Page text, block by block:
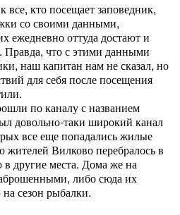
все, кто посещает заповедник,
со своими данными,
ежедневно оттуда достают и
что с этими данными
наш капитан нам не сказал, но
для себя после посещения
по каналу с названием
довольно-таки широкий канал
все еще попадались жилые
жителей Вилково перебралось в
другие места. Дома же на
либо сюда их
сезон рыбалки.